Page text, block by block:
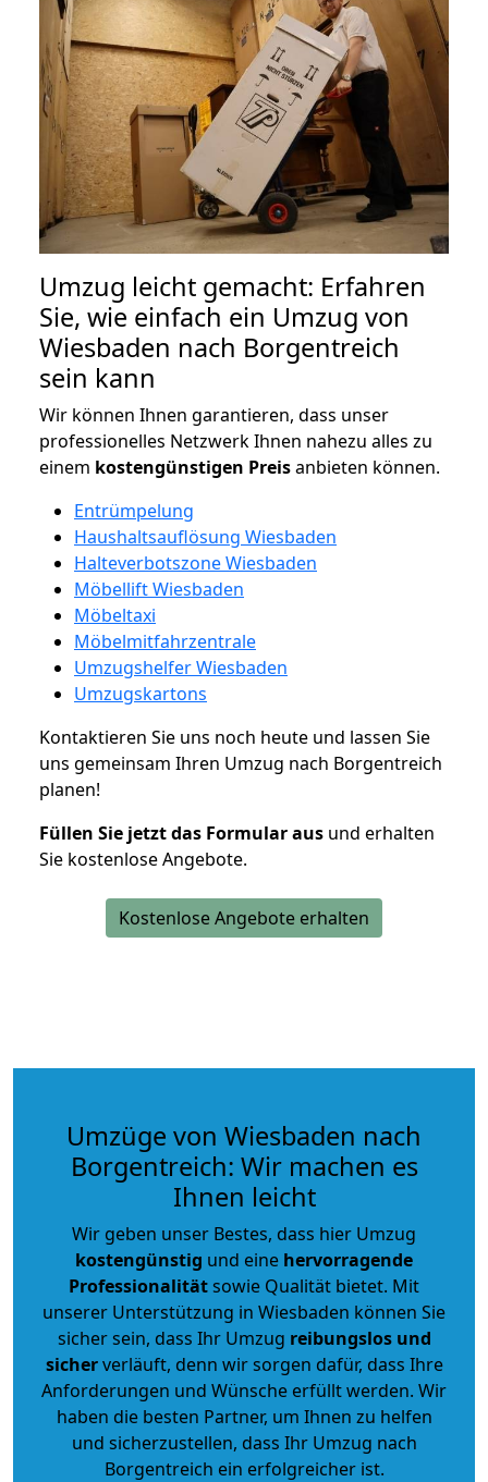
Umzug leicht gemacht: Erfahren
Sie, wie einfach ein Umzug von
Wiesbaden nach Borgentreich
sein kann
Wir können Ihnen garantieren, dass unser
professionelles Netzwerk Ihnen nahezu alles zu
einem kostengünstigen Preisanbieten können.
Entrümpelung
Haushaltsauflösung Wiesbaden
Halteverbotszone Wiesbaden
Möbellift Wiesbaden
Möbeltaxi
Möbelmitfahrzentrale
Umzugshelfer Wiesbaden
Umzugskartons
Kontaktieren Sie uns noch heute und lassen Sie
uns gemeinsam Ihren Umzug nach Borgentreich
planen!
Füllen Sie jetzt das Formular aus und erhalten
Sie kostenlose Angebote.
Kostenlose Angebote erhalten
Umzüge von Wiesbaden nach
Borgentreich: Wir machen es
Ihnen leicht
Wir geben unser Bestes, dass hier Umzug
kostengünstig und eine hervorragende
Professionalitätsowie Qualität bietet. Mit
unserer Unterstützung in Wiesbaden können Sie
sicher sein, dass Ihr Umzug reibungslos und
sicherverläuft, denn wir sorgen dafür, dass Ihre
Anforderungen und Wünsche erfüllt werden. Wir
haben die besten Partner, um Ihnen zu helfen
und sicherzustellen, dass Ihr Umzug nach
Borgentreich ein erfolgreicher ist.